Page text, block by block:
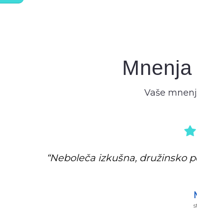
Vaše
“Neboleča izkušna, družinsko
“Kratke čakalne vrste